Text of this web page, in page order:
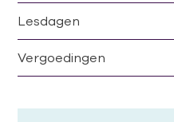
Lesdagen
Vergoedingen